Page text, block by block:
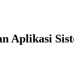
Aplikasi